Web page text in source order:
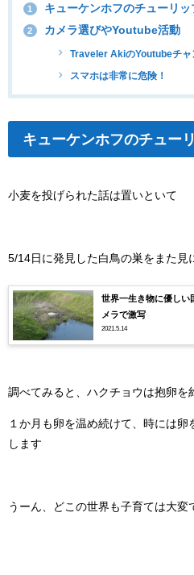
1 キューケンホフのチューリッ
2 カメラ選びやYoutube活動
Traveler AkiのYoutubeチャ
スマホは非常に危険！
キューケンホフのチュー
小麦を投げられた話は置いといて
5/14日に発見した白鳥の巣をまた見
世界一生き物に優しい
メラで激写
2021.5.14
調べてみると、ハクチョウは抱卵を
１か月も卵を温め続けて、時には
します
うーん、どこの世界も子育ては大変